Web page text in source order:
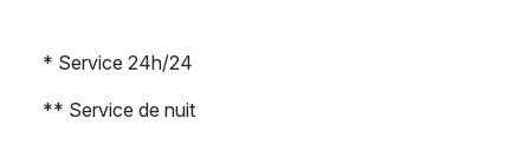
* Service 24h/24
** Service de nuit